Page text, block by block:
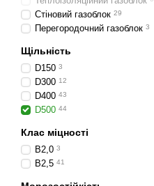
Стіновий газоблок 29
Перегородочний газоблок 3
Щільність
D150 3
D300 12
D400 43
D500 44
Клас міцності
B2,0 3
B2,5 41